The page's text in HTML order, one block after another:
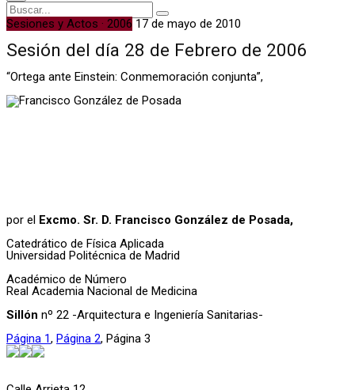
Sesiones y Actos · 2006 17 de mayo de 2010
Sesión del día 28 de Febrero de 2006
“Ortega ante Einstein: Conmemoración conjunta”,
por el Excmo. Sr. D. Francisco González de Posada,
Catedrático de Física Aplicada
Universidad Politécnica de Madrid
Académico de Número
Real Academia Nacional de Medicina
Sillón nº 22 -Arquitectura e Ingeniería Sanitarias-
Página 1, Página 2, Página 3